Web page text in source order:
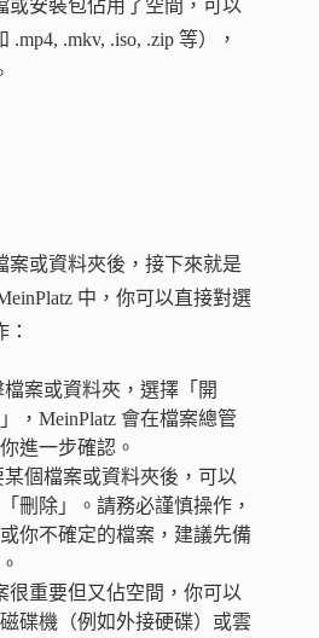
或安裝包佔用了空間，可以
.mkv, .iso, .zip 等），
案或資料夾後，接下來就是
中，你可以直接對選
案或資料夾，選擇「開
，MeinPlatz 會在檔案總管
進一步確認。
個檔案或資料夾後，可以
刪除」。請務必謹慎操作，
你不確定的檔案，建議先備
很重要但又佔空間，你可以
碟機（例如外接硬碟）或雲